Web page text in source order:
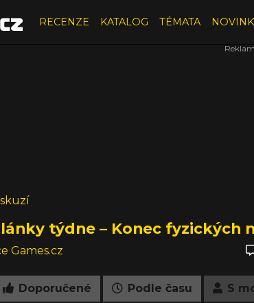
RECENZE KATALOG TÉMATA
týdne – Konec fyzických
Games.cz
Doporučené Podle času S